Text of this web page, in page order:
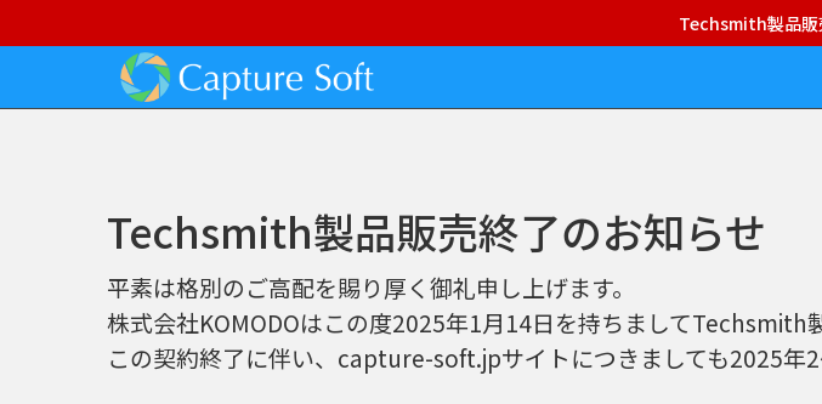
Techsmith製品販
Techsmith製品販売終了のお知らせ
平素は格別のご高配を賜り厚く御礼申し上げます。
株式会社KOMODOはこの度2025年1月14日を持ちましてTechsmith
この契約終了に伴い、capture-soft.jpサイトにつきましても2025年2